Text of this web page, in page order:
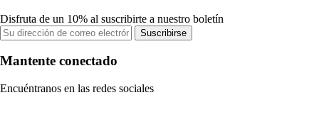
Disfruta de un 10% al suscribirte a nuestro boletín
Suscribirse
Mantente conectado
Encuéntranos en las redes sociales